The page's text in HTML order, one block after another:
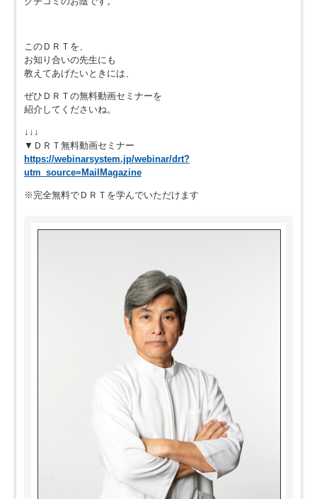
このＤＲＴを、
お知り合いの先生にも
教えてあげたいときには、
ぜひＤＲＴの無料動画セミナーを
紹介してくださいね。
↓↓↓
▼ＤＲＴ無料動画セミナー
https://webinarsystem.jp/webinar/drt?
utm_source=MailMagazine
※完全無料でＤＲＴを学んでいただけます